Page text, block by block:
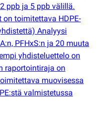
ppb ja 5 ppb välillä.
toimitettava HDPE-
Analyysi
PFHxS:n ja 20 muuta
yhdisteluettelo on
raportointiraja on
muovisessa
valmistetussa